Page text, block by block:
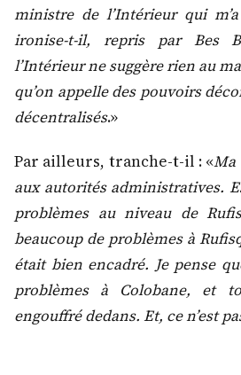
ministre de l’Intérieur qui
ironise-t-il, repris par Bes
l’Intérieur ne suggère rien au
qu’on appelle des pouvoirs
décentralisés.»
Par ailleurs, tranche-t-il : «Ma
aux autorités administratives.
problèmes au niveau de
beaucoup de problèmes à
était bien encadré. Je pense
problèmes à Colobane, et
engouffré dedans. Et, ce n’est